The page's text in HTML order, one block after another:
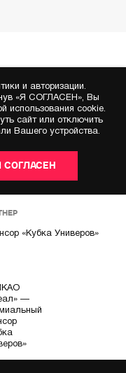
и авторизации.
«Я СОГЛАСЕН», Вы
использования cookie.
сайт или отключить
Вашего устройства.
СОГЛАСЕН